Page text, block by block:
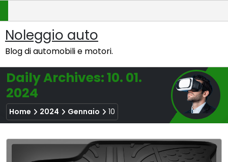
content
Noleggio auto
Blog di automobili e motori.
Daily Archives: 10. 01.
2024
Home 2024 Gennaio 10